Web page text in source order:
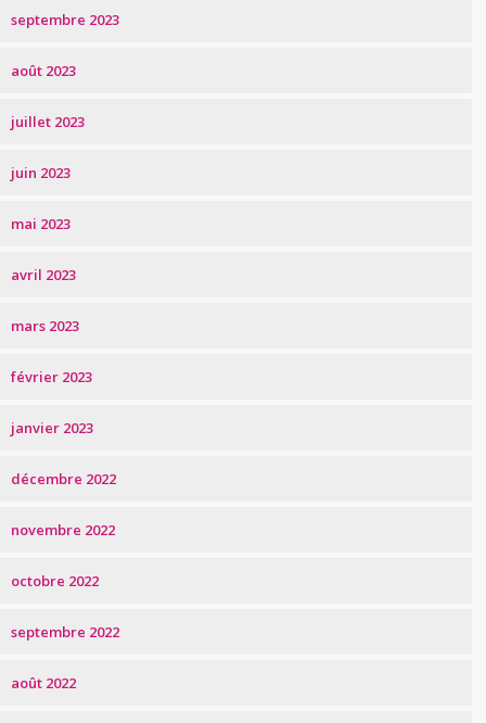
septembre 2023
août 2023
juillet 2023
juin 2023
mai 2023
avril 2023
mars 2023
février 2023
janvier 2023
décembre 2022
novembre 2022
octobre 2022
septembre 2022
août 2022